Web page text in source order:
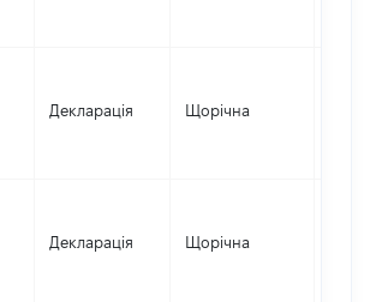
Декларація Щорічна
Декларація Щорічна